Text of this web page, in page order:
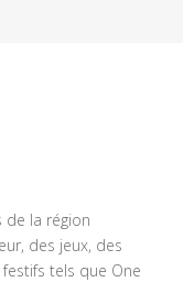
de la région
des jeux, des
tels que One